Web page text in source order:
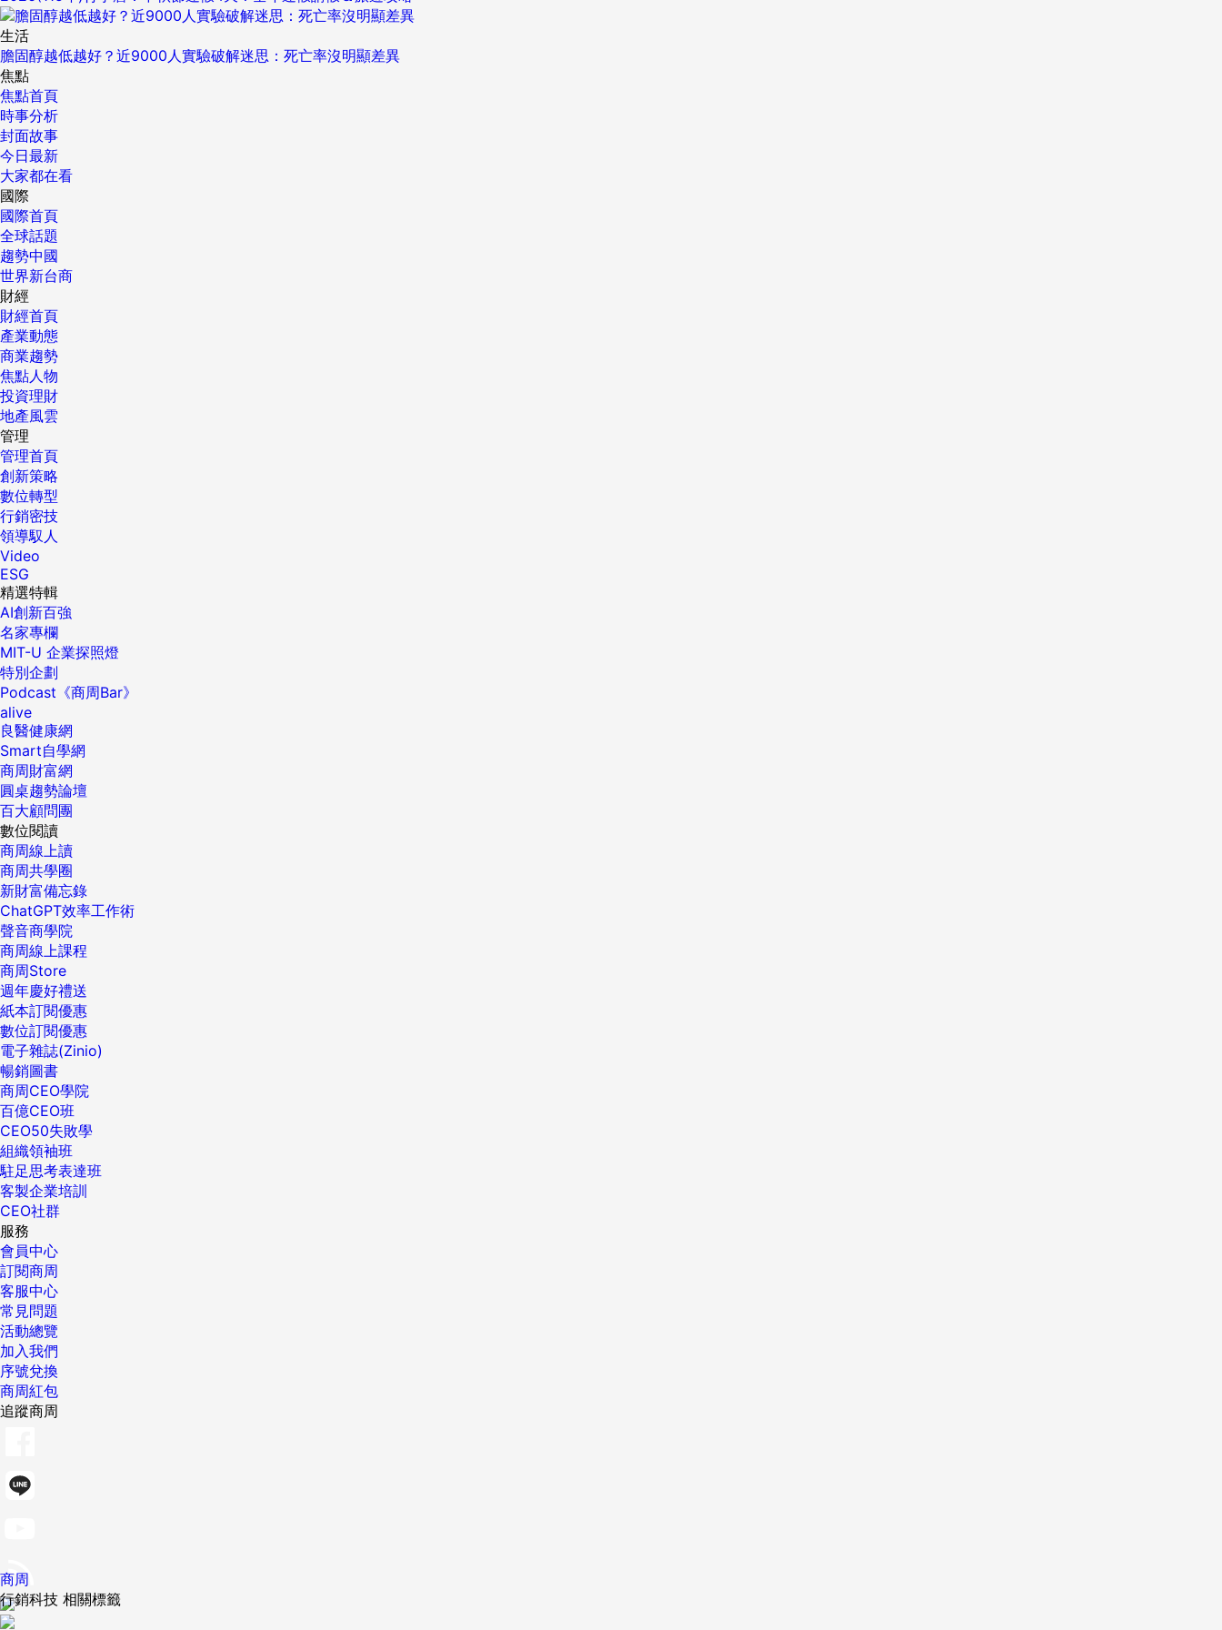
生活
膽固醇越低越好？近9000人實驗破解迷思：死亡率沒明顯差異
焦點
焦點首頁
時事分析
封面故事
今日最新
大家都在看
國際
國際首頁
全球話題
趨勢中國
世界新台商
財經
財經首頁
產業動態
商業趨勢
焦點人物
投資理財
地產風雲
管理
管理首頁
創新策略
數位轉型
行銷密技
領導馭人
Video
ESG
精選特輯
AI創新百強
名家專欄
MIT-U 企業探照燈
特別企劃
Podcast《商周Bar》
alive
良醫健康網
Smart自學網
商周財富網
圓桌趨勢論壇
百大顧問團
數位閱讀
商周線上讀
商周共學圈
新財富備忘錄
ChatGPT效率工作術
聲音商學院
商周線上課程
商周Store
週年慶好禮送
紙本訂閱優惠
數位訂閱優惠
電子雜誌(Zinio)
暢銷圖書
商周CEO學院
百億CEO班
CEO50失敗學
組織領袖班
駐足思考表達班
客製企業培訓
CEO社群
服務
會員中心
訂閱商周
客服中心
常見問題
活動總覽
加入我們
序號兌換
商周紅包
追蹤商周
商周
行銷科技 相關標籤